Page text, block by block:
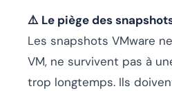
⚠️ Le piège des
Les snapshots VMware
VM, ne survivent pas à
trop longtemps. Ils